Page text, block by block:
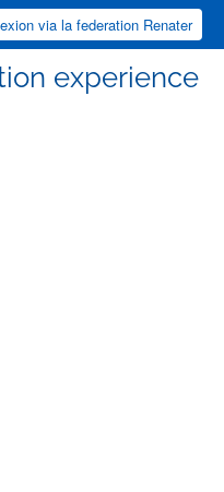
via la federation Renater
experience